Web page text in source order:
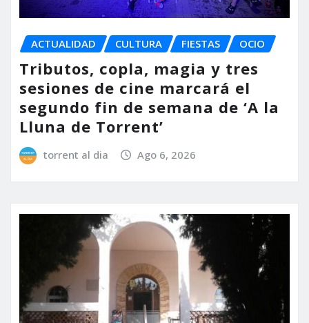
ACTUALIDAD CULTURA FIESTAS OCIO
Tributos, copla, magia y tres
sesiones de cine marcará el
segundo fin de semana de ‘A la
Lluna de Torrent’
torrent al dia Ago 6, 2026